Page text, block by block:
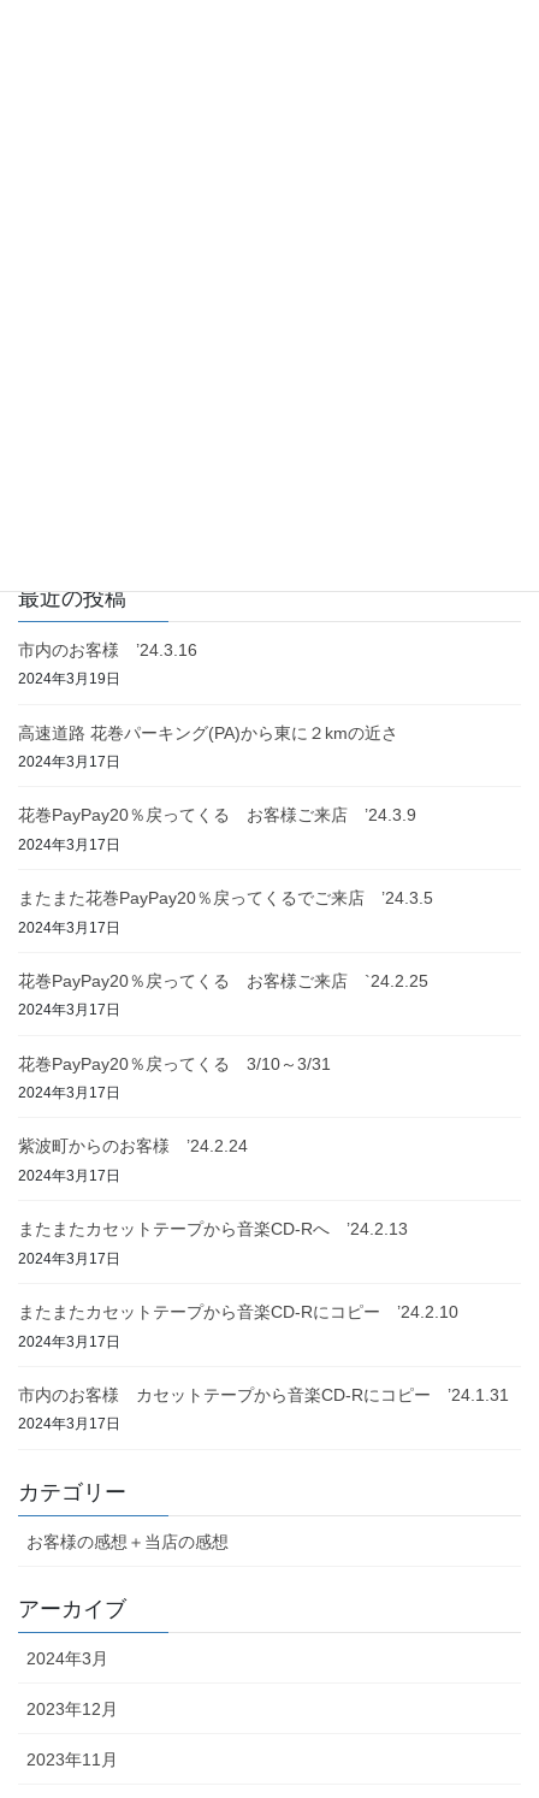
最近の投稿
市内のお客様 ’24.3.16
2024年3月19日
高速道路 花巻パーキング(PA)から東に２kmの近さ
2024年3月17日
花巻PayPay20％戻ってくる お客様ご来店 ’24.3.9
2024年3月17日
またまた花巻PayPay20％戻ってくるでご来店 ’24.3.5
2024年3月17日
花巻PayPay20％戻ってくる お客様ご来店 `24.2.25
2024年3月17日
花巻PayPay20％戻ってくる 3/10～3/31
2024年3月17日
紫波町からのお客様 ’24.2.24
2024年3月17日
またまたカセットテープから音楽CD-Rへ ’24.2.13
2024年3月17日
またまたカセットテープから音楽CD-Rにコピー ’24.2.10
2024年3月17日
市内のお客様 カセットテープから音楽CD-Rにコピー ’24.1.31
2024年3月17日
カテゴリー
お客様の感想＋当店の感想
アーカイブ
2024年3月
2023年12月
2023年11月